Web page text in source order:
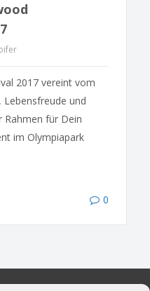
2017 vereint vom
Lebensfreude und
Rahmen für Dein
im Olympiapark
0